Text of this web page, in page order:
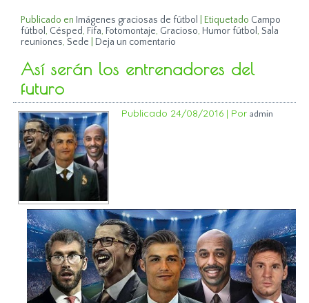
Publicado en Imágenes graciosas de fútbol Etiquetado Campo
fútbol, Césped, Fifa, Fotomontaje, Gracioso, Humor fútbol, Sala
reuniones, Sede Deja un comentario
Así serán los entrenadores del
futuro
Publicado 24/08/2016 | Por admin